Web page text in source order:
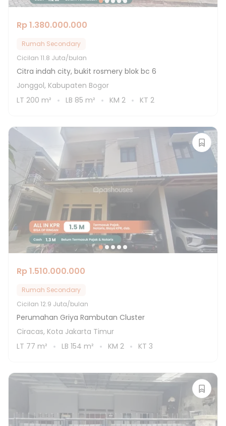
Rp 1.380.000.000
Rumah Secondary
Cicilan 11.8 Juta/bulan
Citra indah city, bukit rosmery blok bc 6
Jonggol, Kabupaten Bogor
LT 200 m² LB 85 m² KM 2 KT 2
Rp 1.510.000.000
Rumah Secondary
Cicilan 12.9 Juta/bulan
Perumahan Griya Rambutan Cluster
Ciracas, Kota Jakarta Timur
LT 77 m² LB 154 m² KM 2 KT 3